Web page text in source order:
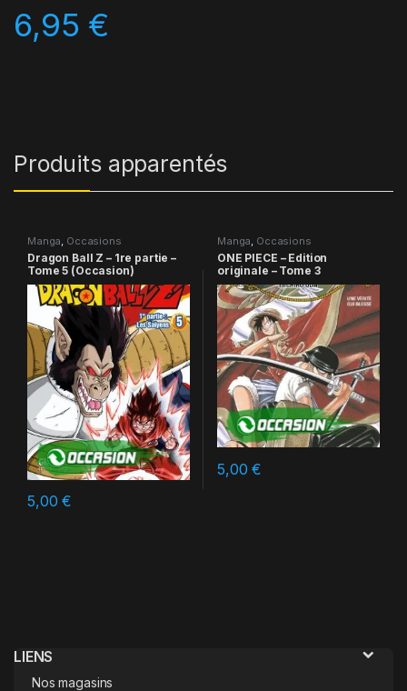
6,95 €
Produits apparentés
Manga, Occasions
Dragon Ball Z – 1re partie –
Tome 5 (Occasion)
5,00€
Manga, Occasions
ONE PIECE – Edition
originale – Tome 3
5,00€
LIENS
Nos magasins